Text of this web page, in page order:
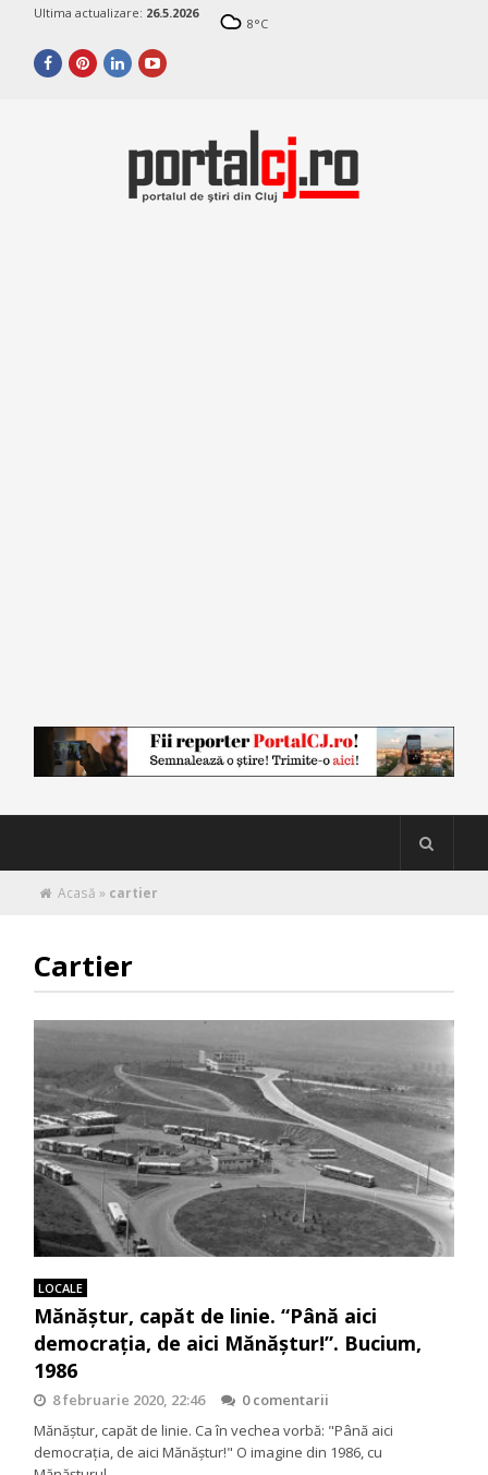
Ultima actualizare: 26.5.2026
8°C
Acasă » cartier
Cartier
LOCALE
Mănăştur, capăt de linie. “Până aici
democraţia, de aici Mănăştur!”. Bucium,
1986
8 februarie 2020, 22:46
0 comentarii
Mănăştur, capăt de linie. Ca în vechea vorbă: "Până aici
democraţia, de aici Mănăştur!" O imagine din 1986, cu